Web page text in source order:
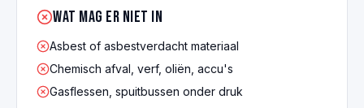
Wat mag er NIET in
Asbest of asbestverdacht materiaal
Chemisch afval, verf, oliën, accu's
Gasflessen, spuitbussen onder druk